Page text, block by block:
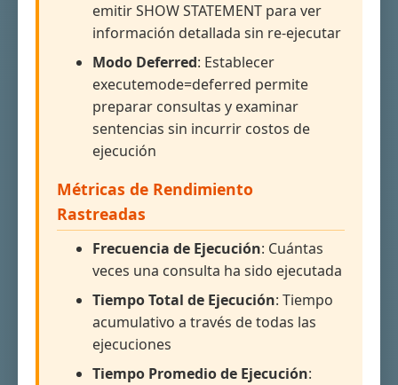
emitir SHOW STATEMENT para ver
información detallada sin re-ejecutar
Modo Deferred: Establecer
executemode=deferred permite
preparar consultas y examinar
sentencias sin incurrir costos de
ejecución
Métricas de Rendimiento
Rastreadas
Frecuencia de Ejecución: Cuántas
veces una consulta ha sido ejecutada
Tiempo Total de Ejecución: Tiempo
acumulativo a través de todas las
ejecuciones
Tiempo Promedio de Ejecución: